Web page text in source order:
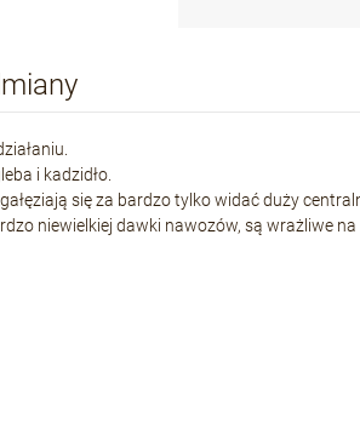
i kadzidło.
się za bardzo tylko widać duży
niewielkiej dawki nawozów, są wrażliwe na